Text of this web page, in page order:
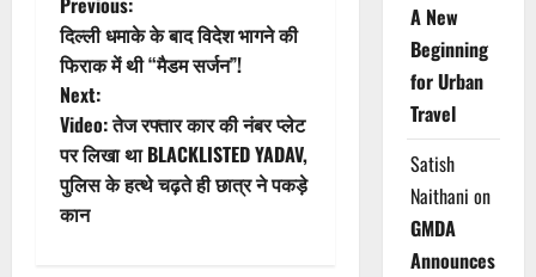
P
o
s
t
n
दिल्ली धमाके के बाद विदेश भागने की
फिराक में थी “मैडम सर्जन”!
Next:
Video: तेज रफ्तार कार की नंबर प्लेट
पर लिखा था BLACKLISTED YADAV,
पुलिस के हत्थे चढ़ते ही छात्र ने पकड़े
कान
A New
Beginning
for Urban
Travel
Satish
Naithani on
GMDA
Announces